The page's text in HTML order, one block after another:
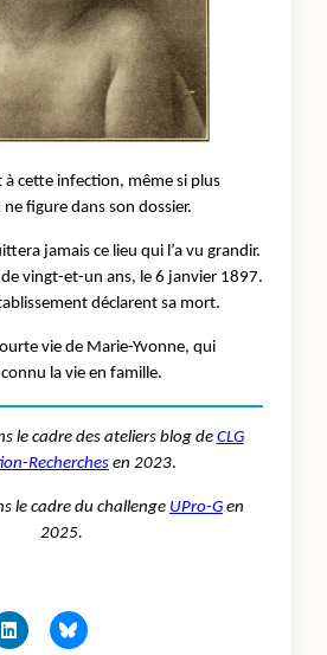
à cette infection, même si plus
figure dans son dossier.
jamais ce lieu qui l’a vu grandir.
de vingt-et-un ans, le 6 janvier 1897.
déclarent sa mort.
vie de Marie-Yvonne, qui
la vie en famille.
le cadre des ateliers blog de CLG
Recherches en 2023.
le cadre du challenge UPro-G en
2025.